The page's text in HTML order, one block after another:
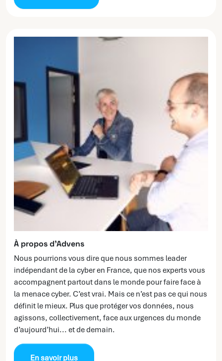
À propos d’Advens
Nous pourrions vous dire que nous sommes leader
indépendant de la cyber en France, que nos experts vous
accompagnent partout dans le monde pour faire face à
la menace cyber. C’est vrai. Mais ce n’est pas ce qui nous
définit le mieux. Plus que protéger vos données, nous
agissons, collectivement, face aux urgences du monde
d’aujourd’hui... et de demain.
En savoir plus